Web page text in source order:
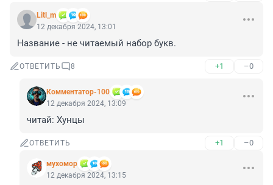
Litl_m
12 декабря 2024, 13:01
Название - не читаемый набор букв.
ОТВЕТИТЬ 8 +1 –0
Комментатор-100
12 декабря 2024, 13:09
читай: Хунцы
ОТВЕТИТЬ +1 –0
мухомор
12 декабря 2024, 13:15